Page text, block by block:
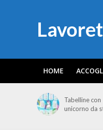
HOME
Tabelline con
unicorno da